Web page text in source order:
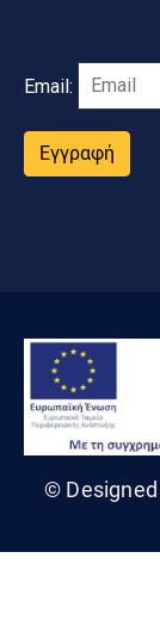
Email:
Εγγραφή
© Designed